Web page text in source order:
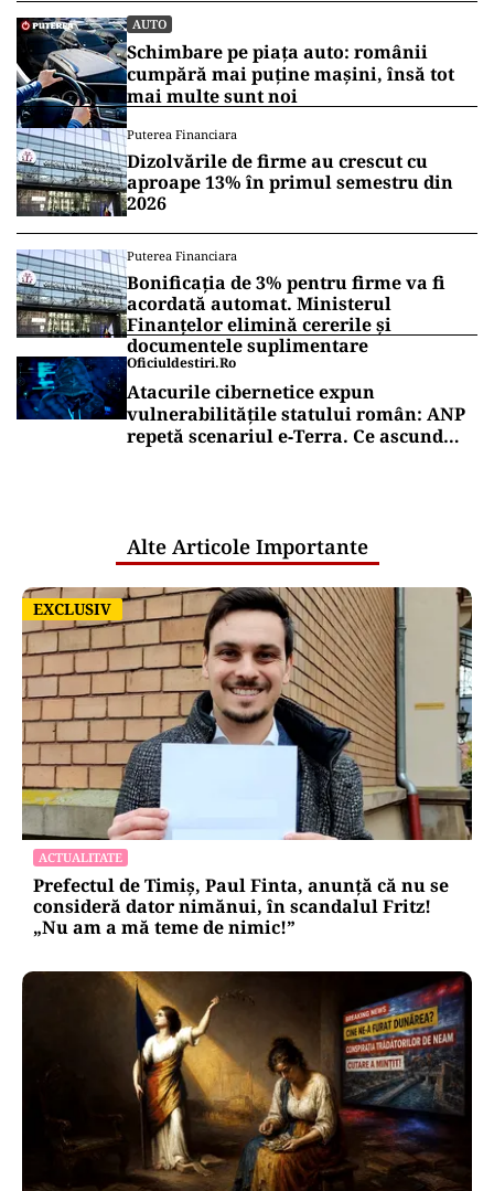
AUTO
Schimbare pe piața auto: românii
cumpără mai puține mașini, însă tot
mai multe sunt noi
Puterea Financiara
Dizolvările de firme au crescut cu
aproape 13% în primul semestru din
2026
Puterea Financiara
Bonificația de 3% pentru firme va fi
acordată automat. Ministerul
Finanțelor elimină cererile și
documentele suplimentare
Oficiuldestiri.ro
Atacurile cibernetice expun
vulnerabilitățile statului român: ANP
repetă scenariul e‑Terra. Ce ascund
Alte Articole Importante
EXCLUSIV
EXCLUSIV
ACTUALITATE
Prefectul de Timiș, Paul Finta, anunță că nu se
consideră dator nimănui, în scandalul Fritz!
„Nu am a mă teme de nimic!”